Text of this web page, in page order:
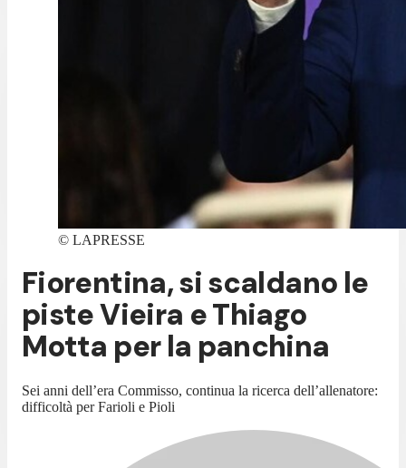
© LAPRESSE
Fiorentina, si scaldano le
piste Vieira e Thiago
Motta per la panchina
Sei anni dell’era Commisso, continua la ricerca dell’allenatore:
difficoltà per Farioli e Pioli